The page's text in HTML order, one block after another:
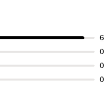
6
0
0
0